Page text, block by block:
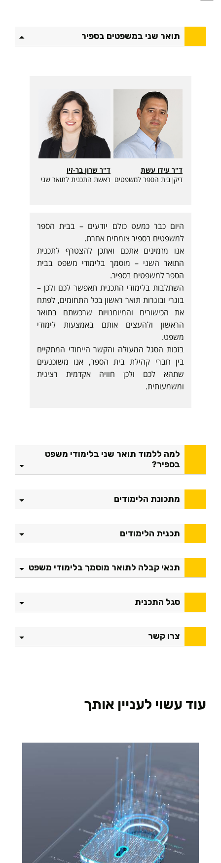
ט
כ
תואר שני במשפטים בספיר
ד"ר עידו עשת
דיקן בית הספר למשפטים
ד"ר שרון בר-זיו
ראשת התכנית לתואר שני
היום כבר כמעט כולם יודעים – בבית הספר
למשפטים בספיר צומחים אחרת.
אנו מזמינים אתכם ואתכן להצטרף לתכנית
התואר השני – מוסמך בלימודי משפט בבית
הספר למשפטים בספיר.
השתלבות בלימודי התכנית תאפשר לכם ולכן –
בוגרי ובוגרות תואר ראשון בכל התחומים, לפתח
את הכישורים והמיומנויות שרכשתם בתואר
הראשון ולהעצים אותם באמצעות לימודי
משפט.
בזכות הסגל המעולה והקשר הייחודי המתקיים
בין חברי קהילת בית הספר, אנו משוכנעים
שתהא לכם ולכן חוויה אקדמית רצינית
ומשמעותית.
למה ללמוד תואר שני בלימודי משפט
בספיר?
מתכונת הלימודים
תכנית הלימודים
תנאי קבלה לתואר מוסמך בלימודי משפט
סגל התכנית
צרו קשר
עוד עשוי לעניין אותך